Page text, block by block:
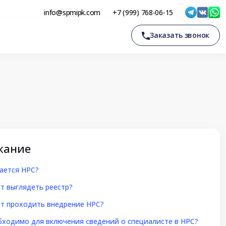
info@spmipk.com +7 (999) 768-06-15
Заказать звонок
НРС?
выглядеть реестр?
проходить внедрение НРС?
для включения сведений о специалисте в НРС?